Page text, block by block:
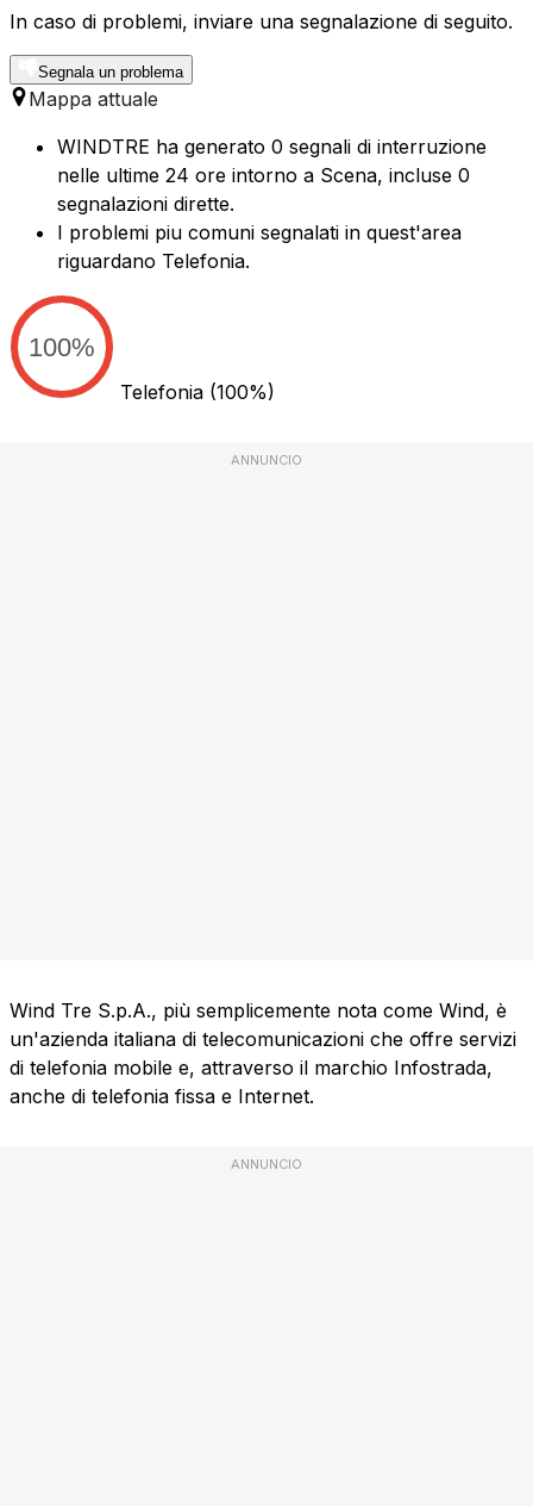
In caso di problemi, inviare una segnalazione di seguito.
Segnala un problema
Mappa attuale
WINDTRE ha generato 0 segnali di interruzione
nelle ultime 24 ore intorno a Scena, incluse 0
segnalazioni dirette.
I problemi piu comuni segnalati in quest'area
riguardano Telefonia.
100%
Telefonia (100%)
ANNUNCIO
Wind Tre S.p.A., più semplicemente nota come Wind, è
un'azienda italiana di telecomunicazioni che offre servizi
di telefonia mobile e, attraverso il marchio Infostrada,
anche di telefonia fissa e Internet.
ANNUNCIO